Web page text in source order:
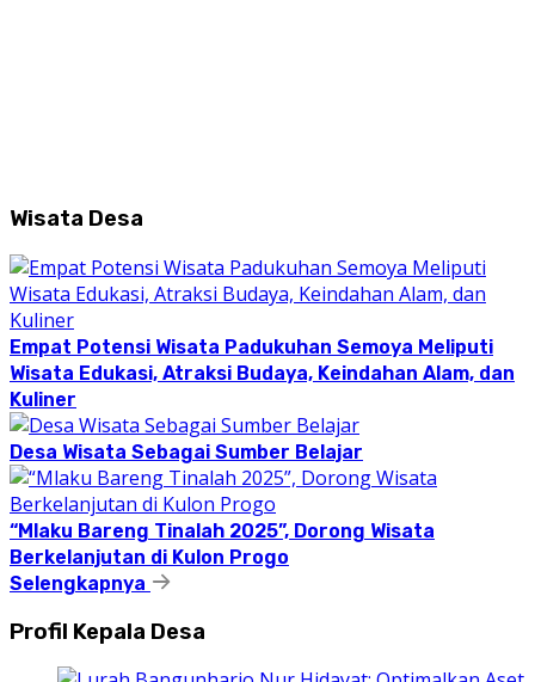
Wisata Desa
Empat Potensi Wisata Padukuhan Semoya Meliputi
Wisata Edukasi, Atraksi Budaya, Keindahan Alam, dan
Kuliner
Desa Wisata Sebagai Sumber Belajar
“Mlaku Bareng Tinalah 2025”, Dorong Wisata
Berkelanjutan di Kulon Progo
Selengkapnya
Profil Kepala Desa